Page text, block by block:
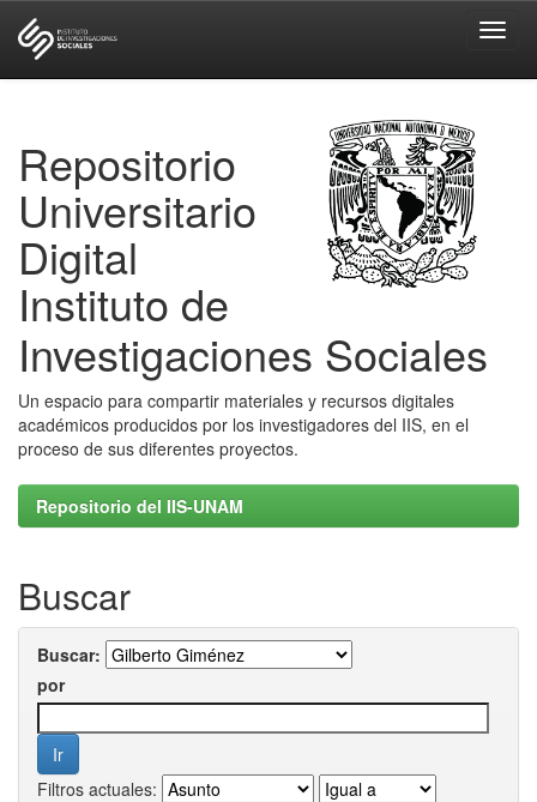
Repositorio
Universitario
Digital
Instituto de
Investigaciones Sociales
Un espacio para compartir materiales y recursos digitales
académicos producidos por los investigadores del IIS, en el
proceso de sus diferentes proyectos.
Repositorio del IIS-UNAM
Buscar
Buscar:
por
Filtros actuales: